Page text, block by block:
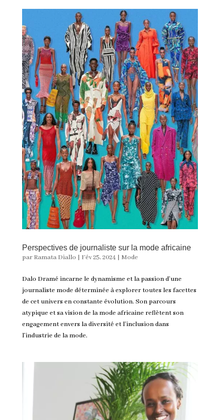
Perspectives de journaliste sur la mode africaine
par Ramata Diallo | Fév 25, 2024 | Mode
Dalo Dramé incarne le dynamisme et la passion d’une
journaliste mode déterminée à explorer toutes les facettes
de cet univers en constante évolution. Son parcours
atypique et sa vision de la mode africaine reflètent son
engagement envers la diversité et l’inclusion dans
l’industrie de la mode.